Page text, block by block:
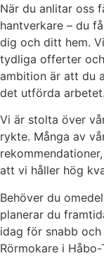
När du anlitar oss
hantverkare – du
dig och ditt hem.
tydliga offerter
ambition är att du
det utförda arbetet.
Vi är stolta över
rykte. Många av
att vi håller hög
Behöver du
planerar du
idag för snabb
Rörmokare i